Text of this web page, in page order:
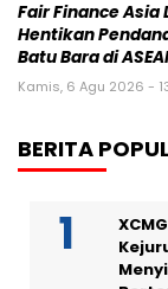
Fair Finance Asia
Hentikan
Batu Bara di
Kamis, 6 Agu 2026 -
BERITA